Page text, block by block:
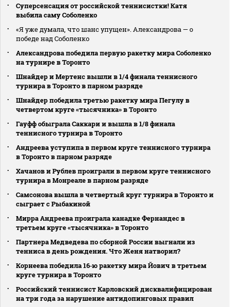
Суперсенсация от российской теннисистки! Катя
выбила саму Соболенко
«Я уже думала, что шанс упущен». Александрова — о
победе над Соболенко
Александрова победила первую ракетку мира Соболенко
на турнире в Торонто
Шнайдер и Мертенс вышли в 1/4 финала теннисного
турнира в Торонто в парном разряде
Шнайдер победила третью ракетку мира Пегулу в
четвертом круге «тысячника» в Торонто
Гауфф обыграла Саккари и вышла в 1/8 финала
теннисного турнира в Торонто
Андреева уступипа в первом круге теннисного турнира
в Торонто в парном разряде
Хачанов и Рублев проиграли в первом круге теннисного
турнира в Монреале в парном разряде
Самсонова вышла в четвертый круг турнира в Торонто и
сыграет с Рыбакиной
Мирра Андреева проиграла канадке Фернандес в
третьем круге «тысячника» в Торонто
Партнера Медведева по сборной России выгнали из
тенниса в день рождения. Что Женя натворил?
Корнеева победила 16‑ю ракетку мира Йович в третьем
круге турнира в Торонто
Российский теннисист Карловский дисквалифицирован
на три года за нарушение антидопинговых правил